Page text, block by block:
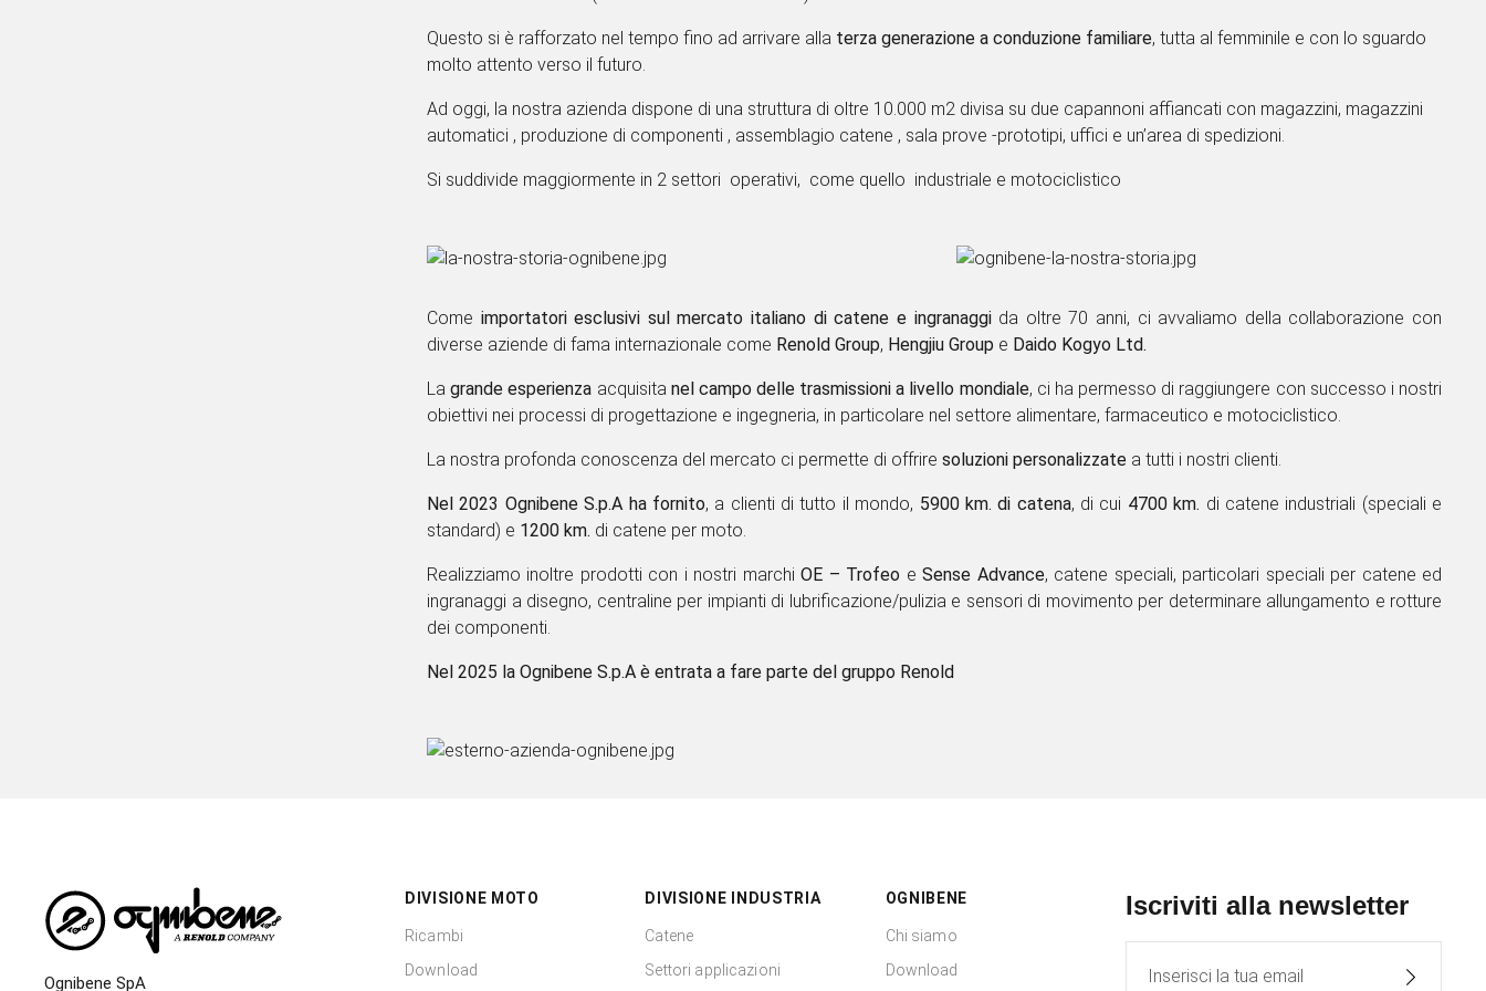
i suoi settori di attività (industriale e motociclistico).
Questo si è rafforzato nel tempo fino ad arrivare alla
molto attento verso il futuro.
Ad oggi, la nostra azienda dispone di una struttura di oltre 10.000 m2 divisa su due capannoni affiancati con magazzini,
magazzini automatici , produzione di componenti , assemblagio catene , sala prove -prototipi, uffici e un’area di spedizioni.
Comeimportatori esclusivi sul mercato italiano di catene e ingranaggida oltre 70 anni, ci avvaliamo della collaborazione con
diverse aziende di fama internazionale comeRenold Group Hengjiu Group e Daido Kogyo Ltd.
Lagrande esperienza acquisitanel campo delle trasmissioni a livello mondiale , ci ha permesso di raggiungere con successo i
nostri obiettivi nei processi di progettazione e ingegneria, in particolare nel settore alimentare, farmaceutico e motociclistico.
La nostra profonda conoscenza del mercato ci permette di offriresoluzioni personalizzate a tutti i nostri clienti.
Nel 2023 Ognibene S.p.A ha fornito , a clienti di tutto il mondo,
standard) e
1200 km. di catene per moto.
Realizziamo inoltre prodotti con i nostri marchiOE – TrofeoeSense Advance , catene speciali, particolari speciali per catene ed
ingranaggi a disegno, centraline per impianti di lubrificazione/pulizia e sensori di movimento per determinare allungamento e
rotture dei componenti.
Iscriviti alla newsletter
DIVISIONE MOTO
Ricambi
DIVISIONE INDUSTRIA
Catene
OGNIBENE
Chi siamo